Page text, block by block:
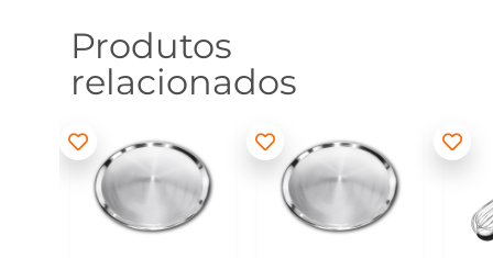
Produtos
relacionados